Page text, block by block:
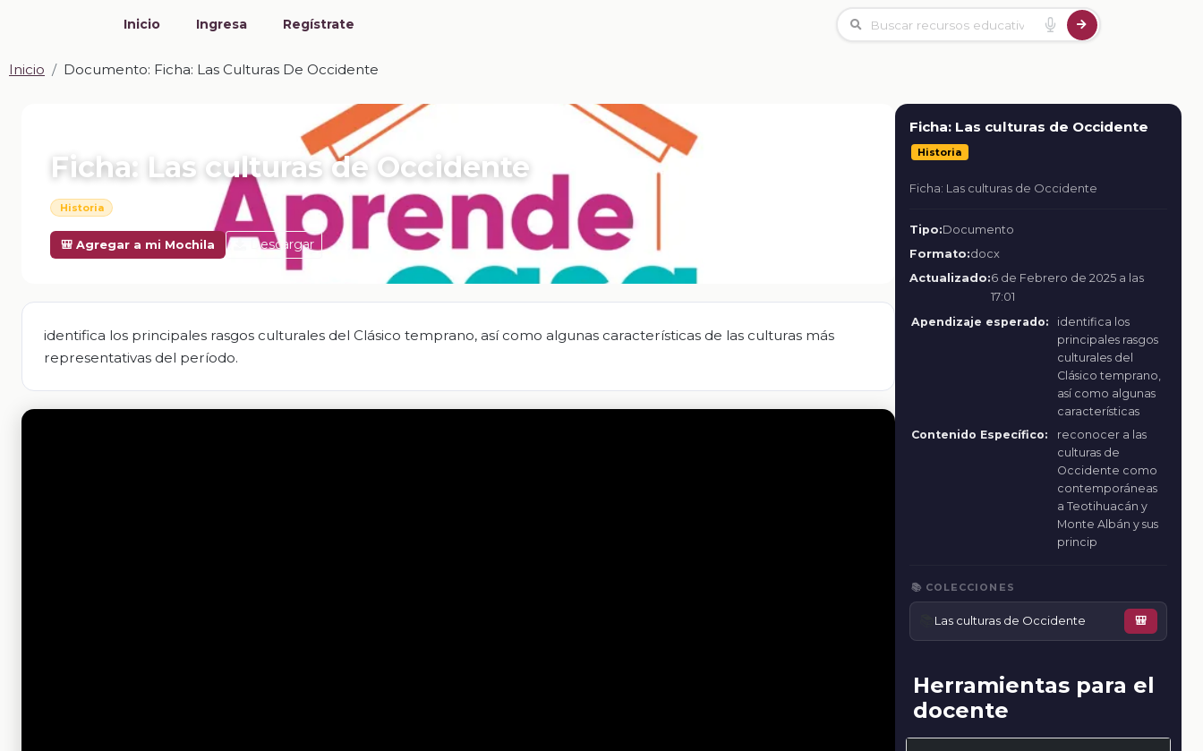
Inicio Ingresa Regístrate
Inicio Documento: Ficha: Las Culturas De Occidente
Ficha: Las culturas de Occidente
Historia
🎒 Agregar a mi Mochila Descargar
identifica los principales rasgos culturales del Clásico temprano, así como algunas características de las culturas más
representativas del período.
Ficha: Las culturas de Occidente
Historia
Ficha: Las culturas de Occidente
Tipo:Documento
Formato:docx
Actualizado:6 de Febrero de 2025 a las
17:01
Apendizaje esperado:
identifica los
principales rasgos
culturales del
Clásico temprano,
así como algunas
características
Contenido Específico:
reconocer a las
culturas de
Occidente como
contemporáneas
a Teotihuacán y
Monte Albán y sus
princip
📚 COLECCIONES
Las culturas de Occidente 🎒
Herramientas para el
docente